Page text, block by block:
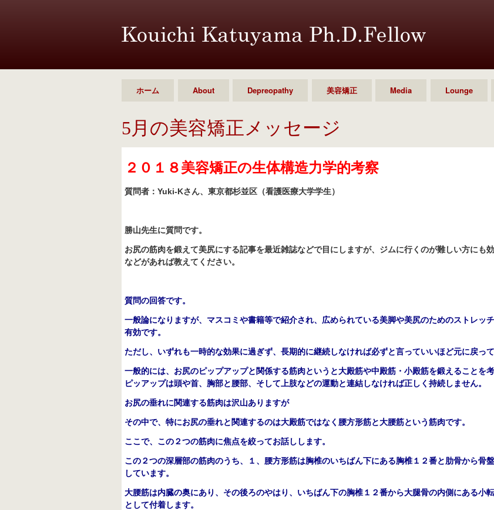
ホーム About Depreopathy 美容矯正 Media Lounge
5月の美容矯正メッセージ
２０１８美容矯正の生体構造力学的考察
質問者：Yuki-Kさん、東京都杉並区（看護医療大学学生）
勝山先生に質問です。
お尻の筋肉を鍛えて美尻にする記事を最近雑誌などで目にしますが、ジムに行くのが難しい方にも
などがあれば教えてください。
質問の回答です。
一般論になりますが、マスコミや書籍等で紹介され、広められている美脚や美尻のためのストレッ
有効です。
ただし、いずれも一時的な効果に過ぎず、長期的に継続しなければ必ずと言っていいほど元に戻って
一般的には、お尻のピップアップと関係する筋肉というと大殿筋や中殿筋・小殿筋を鍛えることを
ピッアップは頭や首、胸部と腰部、そして上肢などの運動と連結しなければ正しく持続しません。
お尻の垂れに関連する筋肉は沢山ありますが
その中で、特にお尻の垂れと関連するのは大殿筋ではなく腰方形筋と大腰筋という筋肉です。
ここで、この２つの筋肉に焦点を絞ってお話しします。
この２つの深層部の筋肉のうち、１、腰方形筋は胸椎のいちばん下にある胸椎１２番と肋骨から骨
しています。
大腰筋は内臓の奥にあり、その後ろのやはり、いちばん下の胸椎１２番から大腿骨の内側にある小
として付着します。